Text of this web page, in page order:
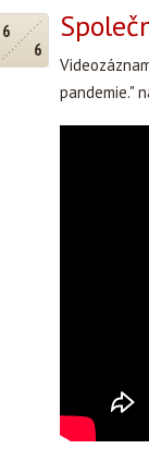
6
6
pandemie."